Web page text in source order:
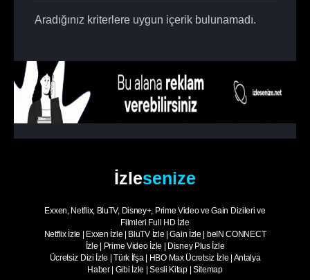
Aradığınız kriterlere uygun içerik bulunamadı.
İzlesenize
Exxen, Netflix, BluTV, Disney+, Prime Video ve Gain Dizileri ve
Filmleri Full HD İzle
Netflix İzle
Exxen İzle BluTV İzle |Gain İzle
beIN CONNECT
İzle
Prime Video İzle
Disney Plus İzle
Ücretsiz Dizi İzle |Türk İfşa| HBO Max Ücretsiz İzle Antalya
Haber| Gibi İzle |Sesli Kitap| Sitemap